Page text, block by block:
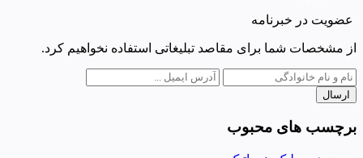
عضویت در خبرنامه
از مشخصات شما برای مقاصد تبلیغاتی استفاده نخواهیم کرد.
ارسال
برچسب های محبوب